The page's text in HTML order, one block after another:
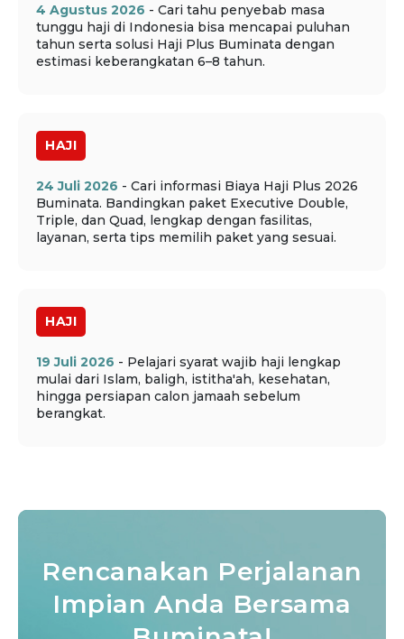
4 Agustus 2026 - Cari tahu penyebab masa
tunggu haji di Indonesia bisa mencapai puluhan
tahun serta solusi Haji Plus Buminata dengan
estimasi keberangkatan 6–8 tahun.
HAJI
24 Juli 2026 - Cari informasi Biaya Haji Plus 2026
Buminata. Bandingkan paket Executive Double,
Triple, dan Quad, lengkap dengan fasilitas,
layanan, serta tips memilih paket yang sesuai.
HAJI
19 Juli 2026 - Pelajari syarat wajib haji lengkap
mulai dari Islam, baligh, istitha'ah, kesehatan,
hingga persiapan calon jamaah sebelum
berangkat.
Rencanakan Perjalanan
Impian Anda Bersama